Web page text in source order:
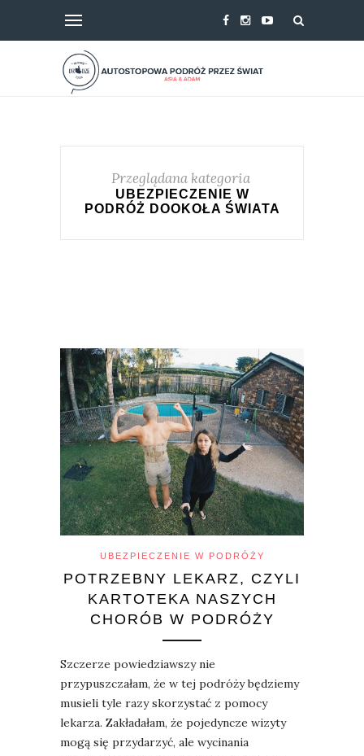
Przeglądana kategoria
UBEZPIECZENIE W
PODRÓŻ DOOKOŁA ŚWIATA
UBEZPIECZENIE W PODRÓŻY
POTRZEBNY LEKARZ, CZYLI
KARTOTEKA NASZYCH
CHORÓB W PODRÓŻY
Szczerze powiedziawszy nie
przypuszczałam, że w tej podróży będziemy
musieli tyle razy skorzystać z pomocy
lekarza. Zakładałam, że pojedyncze wizyty
mogą się przydarzyć, ale wycinania